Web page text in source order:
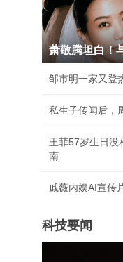
萧敬腾坦白！
邹市明一家又登
私生子传闻后，
王菲57岁生日没
南
戚薇内娱AI宣传
科技要闻